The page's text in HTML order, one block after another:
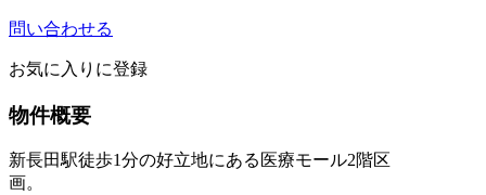
問い合わせる
お気に入りに登録
物件概要
新長田駅徒歩1分の好立地にある医療モール2階区
画。